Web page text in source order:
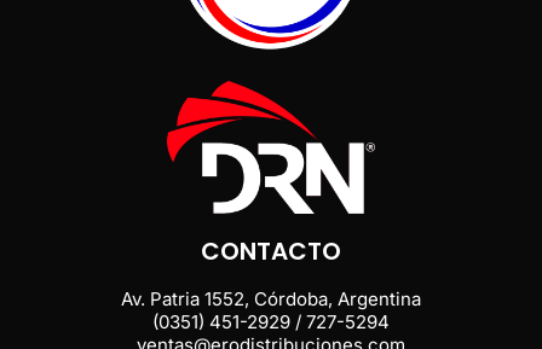
CONTACTO
Av. Patria 1552, Córdoba, Argentina
(0351) 451-2929 / 727-5294
ventas@erodistribuciones.com